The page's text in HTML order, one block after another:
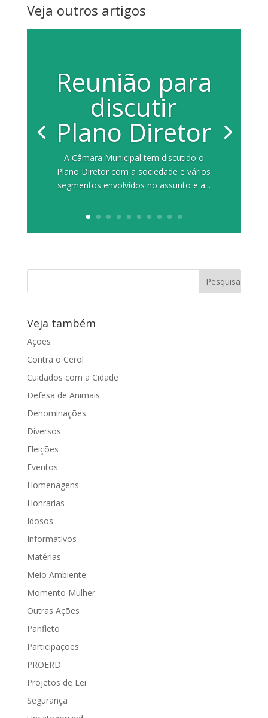
Veja outros artigos
Reunião para
discutir
Plano Diretor
A Câmara Municipal tem discutido o
Plano Diretor com a sociedade e vários
segmentos envolvidos no assunto e a...
Veja também
Ações
Contra o Cerol
Cuidados com a Cidade
Defesa de Animais
Denominações
Diversos
Eleições
Eventos
Homenagens
Honrarias
Idosos
Informativos
Matérias
Meio Ambiente
Momento Mulher
Outras Ações
Panfleto
Participações
PROERD
Projetos de Lei
Segurança